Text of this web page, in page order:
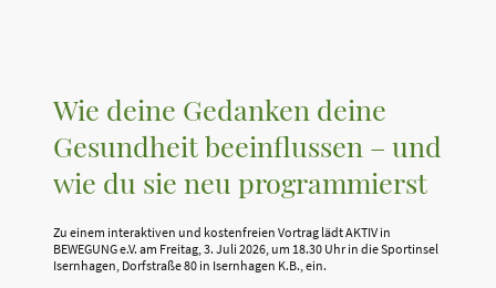
Wie deine Gedanken deine
Gesundheit beeinflussen – und
wie du sie neu programmierst
Zu einem interaktiven und kostenfreien Vortrag lädt AKTIV in
BEWEGUNG e.V. am Freitag, 3. Juli 2026, um 18.30 Uhr in die Sportinsel
Isernhagen, Dorfstraße 80 in Isernhagen K.B., ein.